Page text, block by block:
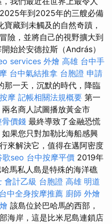
年到2025年的三艘必備
寶藏到未觸及的自然奇蹟，
險，並將自己的視野擴大到
始於安德拉斯（András）
services 外燴 高雄 台中手
台中氣結推拿 台胞證 申請
一天，沉默的時代，降臨
摩 記帳相關法規概要 第一
名商人試圖播放黃金市
骨價錢 最終導致了金融恐慌
果您只對加勒比海船感興
來解決它，值得在邁阿密度
歌seo 台中按摩平價 2019年
馬​​私人島是特殊的海洋礁
會計乙級 台胞證 高雄 明道
台中全身按摩推薦 廚師 外燴
該島位於巴哈馬的西部，
海岸，這是比米尼島連鎖店